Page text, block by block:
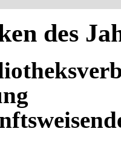
des